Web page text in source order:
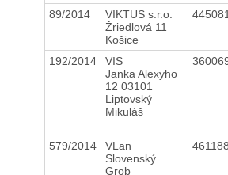
89/2014
VIKTUS s.r.o.
Žriedlová 11
Košice
192/2014
VIS
Janka Alexyho
12 03101
Liptovský
Mikuláš
579/2014
VLan
Slovenský
Grob